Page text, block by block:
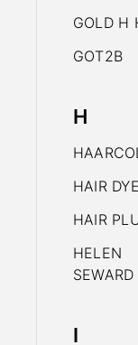
GOLD H
GOT2B
H
HAIR DYE
HAIR
HELEN
SEWARD
I